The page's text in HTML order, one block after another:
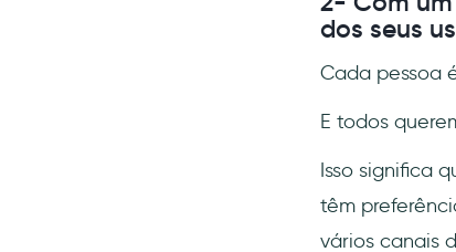
dos seus
Cada pessoa
E todos
Isso significa
têm
vários canais